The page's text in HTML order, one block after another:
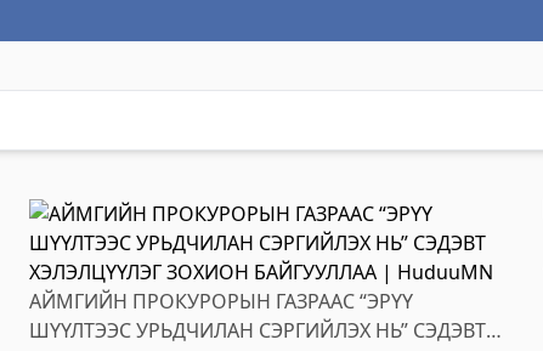
газар
АЙМГИЙН ПРОКУРОРЫН ГАЗРААС “ЭРҮҮ
ШҮҮЛТЭЭС УРЬДЧИЛАН СЭРГИЙЛЭХ НЬ” СЭДЭВТ